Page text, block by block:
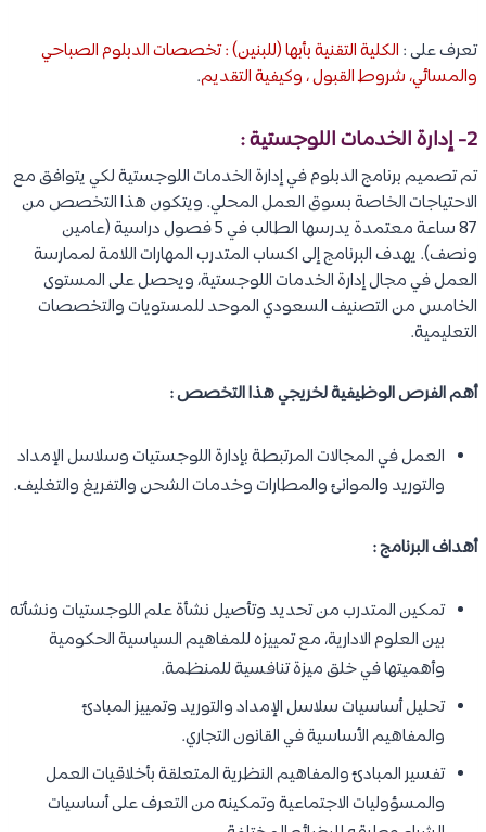
تعرف على : الكلية التقنية بأبها (للبنين) : تخصصات الدبلوم الصباحي
والمسائي، شروط القبول ، وكيفية التقديم.
2- إدارة الخدمات اللوجستية :
تم تصميم برنامج الدبلوم في إدارة الخدمات اللوجستية لكي يتوافق مع
الاحتياجات الخاصة بسوق العمل المحلي. ويتكون هذا التخصص من
87 ساعة معتمدة يدرسها الطالب في 5 فصول دراسية (عامين
ونصف). يهدف البرنامج إلى اكساب المتدرب المهارات اللامة لممارسة
العمل في مجال إدارة الخدمات اللوجستية، ويحصل على المستوى
الخامس من التصنيف السعودي الموحد للمستويات والتخصصات
التعليمية.
أهم الفرص الوظيفية لخريجي هذا التخصص :
العمل في المجالات المرتبطة بإدارة اللوجستيات وسلاسل الإمداد
والتوريد والموانئ والمطارات وخدمات الشحن والتفريغ والتغليف.
أهداف البرنامج :
تمكين المتدرب من تحديد وتأصيل نشأة علم اللوجستيات ونشأته
بين العلوم الادارية، مع تمييزه للمفاهيم السياسية الحكومية
وأهميتها في خلق ميزة تنافسية للمنظمة.
تحليل أساسيات سلاسل الإمداد والتوريد وتمييز المبادئ
والمفاهيم الأساسية في القانون التجاري.
تفسير المبادئ والمفاهيم النظرية المتعلقة بأخلاقيات العمل
والمسؤوليات الاجتماعية وتمكينه من التعرف على أساسيات